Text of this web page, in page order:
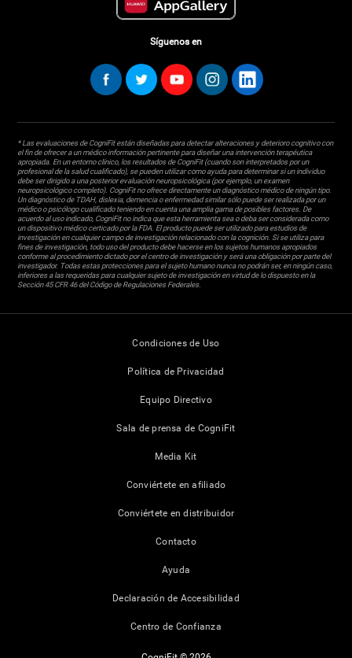
Síguenos en
* Las evaluaciones de CogniFit están diseñadas para detectar alteraciones y deterioro cognitivo con
el fin de ofrecer a un médico información pertinente para diseñar una intervención terapéutica
apropiada. En un entorno clínico, los resultados de CogniFit (cuando son interpretados por un
profesional de la salud cualificado), se pueden utilizar como ayuda para determinar si un individuo
debe ser dirigido a una posterior evaluación neuropsicológica (por ejemplo, un examen
neuropsicológico completo). CogniFit no ofrece directamente un diagnóstico médico de ningún tipo.
Un diagnóstico de TDAH, dislexia, demencia o enfermedad similar sólo puede ser realizada por un
médico o psicólogo cualificado teniendo en cuenta una amplia gama de posibles factores. De
acuerdo al uso indicado, CogniFit no indica que esta herramienta sea o deba ser considerada como
un dispositivo médico certicado por la FDA. El producto puede ser utilizado para estudios de
investigación en cualquier campo de investigación relacionado con la cognición. Si se utiliza para
fines de investigación, todo uso del producto debe hacerse en los sujetos humanos apropiados
conforme al procedimiento dictado por el centro de investigación y será una obligación por parte del
investigador. Todas estas protecciones para el sujeto humano nunca no podrán ser, en ningún caso,
inferiores a las requeridas para cualquier sujeto de investigación en virtud de lo dispuesto en la
Sección 45 CFR 46 del Código de Regulaciones Federales.
Condiciones de Uso
Política de Privacidad
Equipo Directivo
Sala de prensa de CogniFit
Media Kit
Conviértete en afiliado
Conviértete en distribuidor
Contacto
Ayuda
Declaración de Accesibilidad
Centro de Confianza